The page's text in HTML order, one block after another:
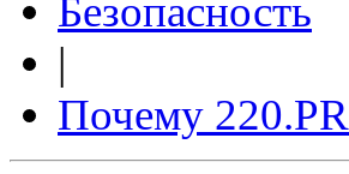
Безопасность
|
Почему